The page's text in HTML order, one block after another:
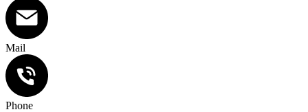
Подобрать специалиста?
Mail
Phone